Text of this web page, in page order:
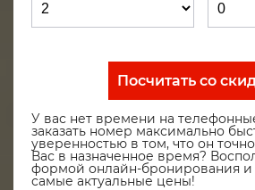
Посчитать со
У вас нет времени на
заказать номер максимально
уверенностью в том, что он
Вас в назначенное время?
формой онлайн-бронирования и
самые актуальные цены!